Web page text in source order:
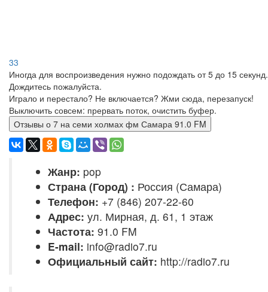
33
Иногда для воспроизведения нужно подождать от 5 до 15 секунд.
Дождитесь пожалуйста.
Играло и перестало? Не включается? Жми сюда, перезапуск!
Выключить совсем: прервать поток, очистить буфер.
Отзывы о 7 на семи холмах фм Самара 91.0 FM
Жанр: pop
Страна (Город) : Россия (Самара)
Телефон: +7 (846) 207-22-60
Адрес: ул. Мирная, д. 61, 1 этаж
Частота: 91.0 FM
E-mail: info@radio7.ru
Официальный сайт: http://radio7.ru